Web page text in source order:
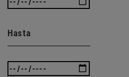
Hasta